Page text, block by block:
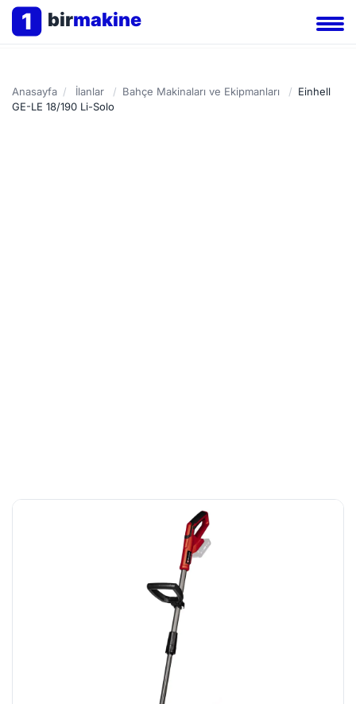
1 birmakine
Anasayfa / İlanlar / Bahçe Makinaları ve Ekipmanları / Einhell
GE-LE 18/190 Li-Solo